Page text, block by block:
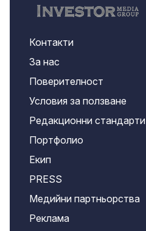
Контакти
За нас
Поверителност
Условия за ползване
Редакционни стандарти
Портфолио
Екип
PRESS
Медийни партньорства
Реклама